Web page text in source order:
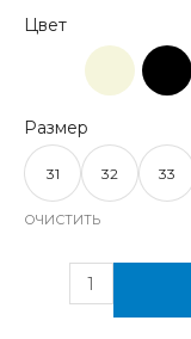
31 32 33
ОЧИСТИТЬ